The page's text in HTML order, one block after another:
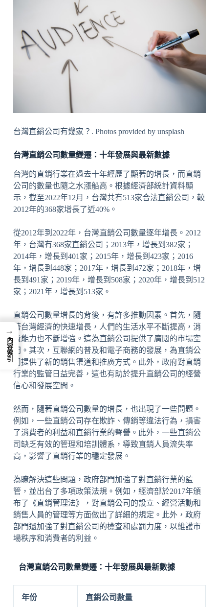
台灣直銷公司有幾家？. Photos provided by unsplash
台灣直銷公司數量變遷：十年發展與最新數據
台灣的直銷行業在過去十年經歷了顯著的增長，而直銷
公司的數量也隨之水漲船高。根據經濟部統計資料顯
示，截至2022年12月，台灣共有513家合法直銷公司，較
2012年的368家增長了近40%。
從2012年到2022年，台灣直銷公司數量逐年增長。2012
年，台灣有368家直銷公司；2013年，增長到382家；
2014年，增長到401家；2015年，增長到423家；2016
年，增長到448家；2017年，增長到472家；2018年，增
長到491家；2019年，增長到508家；2020年，增長到512
家；2021年，增長到513家。
直銷公司數量增長的背後，有許多推動因素。首先，隨
著台灣經濟的快速增長，人們的生活水平不斷提高，消
費能力也不斷增強。這為直銷公司提供了廣闊的市場空
間。其次，互聯網的普及和電子商務的發展，為直銷公
司提供了新的銷售渠道和推廣方式。此外，政府對直銷
行業的監管日益完善，這也有助於提升直銷公司的經營
信心和發展空間。
然而，隨著直銷公司數量的增長，也出現了一些問題。
例如，一些直銷公司存在欺詐、傳銷等違法行為，損害
了消費者的利益和直銷行業的聲譽。此外，一些直銷公
司缺乏有效的管理和培訓體系，導致直銷人員流失率
高，影響了直銷行業的穩定發展。
為瞭解決這些問題，政府部門加強了對直銷行業的監
管，並出台了多項政策法規。例如，經濟部於2017年頒
布了《直銷管理法》，對直銷公司的設立、經營活動和
銷售人員的管理等方面做出了詳細的規定。此外，政府
部門還加強了對直銷公司的檢查和處罰力度，以維護市
場秩序和消費者的利益。
台灣直銷公司數量變遷：十年發展與最新數據
年份 直銷公司數量
→
內容索引